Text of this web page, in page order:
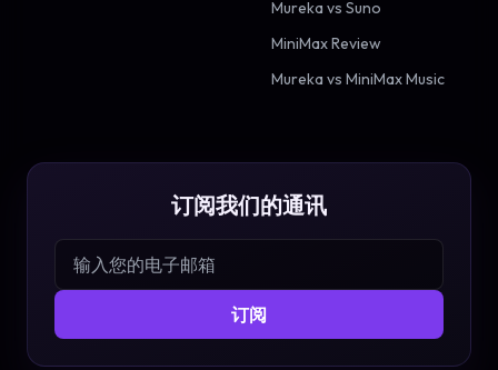
Mureka vs Suno
MiniMax Review
Mureka vs MiniMax Music
订阅我们的通讯
订阅